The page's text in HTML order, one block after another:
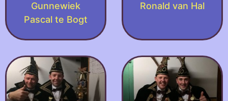
Gunnewiek
Pascal te Bogt
Ronald van Hal